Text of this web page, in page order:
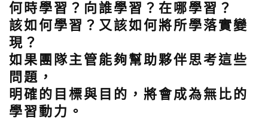
何時學習？向誰學習？在哪學習？
該如何學習？又該如何將所學落實變
現？
如果團隊主管能夠幫助夥伴思考這些
問題，
明確的目標與目的，將會成為無比的
學習動力。